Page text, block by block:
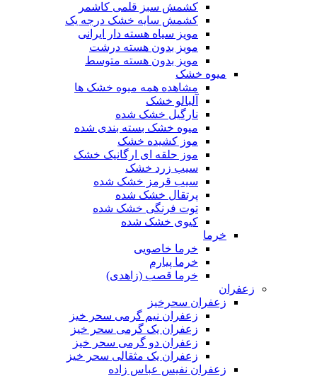
کشمش سبز قلمی کاشمر
کشمش سایه خشک درجه یک
مویز سیاه هسته دار ایرانی
مویز بدون هسته درشت
مویز بدون هسته متوسط
میوه خشک
مشاهده همه میوه خشک ها
آلبالو خشک
نارگیل خشک شده
میوه خشک بسته بندی شده
موز کشیده خشک
موز حلقه ای ارگانیک خشک
سیب زرد خشک
سیب قرمز خشک شده
پرتقال خشک شده
توت فرنگی خشک شده
کیوی خشک شده
خرما
خرما خاصویی
خرما پیارم
خرما قصب (زاهدی)
زعفران
زعفران سحرخیز
زعفران نیم گرمی سحر خیز
زعفران یک گرمی سحر خیز
زعفران دو گرمی سحر خیز
زعفران یک مثقالی سحر خیز
زعفران نفیس عباس زاده